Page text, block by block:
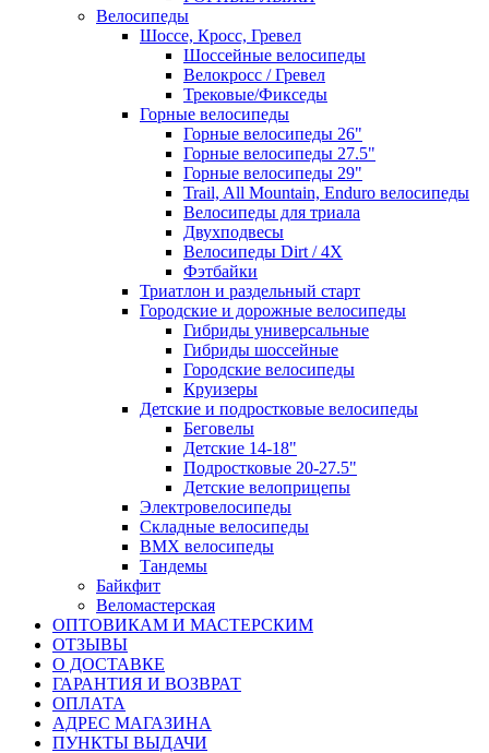
Велосипеды
Шоссе, Кросс, Гревел
Шоссейные велосипеды
Велокросс / Гревел
Трековые/Фикседы
Горные велосипеды
Горные велосипеды 26"
Горные велосипеды 27.5"
Горные велосипеды 29"
Trail, All Mountain, Enduro велосипеды
Велосипеды для триала
Двухподвесы
Велосипеды Dirt / 4X
Фэтбайки
Триатлон и раздельный старт
Городские и дорожные велосипеды
Гибриды универсальные
Гибриды шоссейные
Городские велосипеды
Круизеры
Детские и подростковые велосипеды
Беговелы
Детские 14-18"
Подростковые 20-27.5"
Детские велоприцепы
Электровелосипеды
Складные велосипеды
BMX велосипеды
Тандемы
Байкфит
Веломастерская
ОПТОВИКАМ И МАСТЕРСКИМ
ОТЗЫВЫ
О ДОСТАВКЕ
ГАРАНТИЯ И ВОЗВРАТ
ОПЛАТА
АДРЕС МАГАЗИНА
ПУНКТЫ ВЫДАЧИ